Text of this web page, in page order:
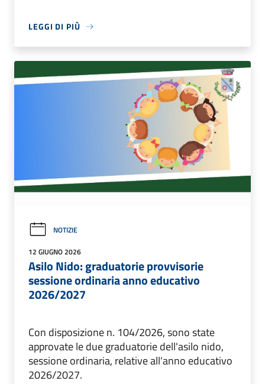
LEGGI DI PIÙ
NOTIZIE
12 GIUGNO 2026
Asilo Nido: graduatorie provvisorie
sessione ordinaria anno educativo
2026/2027
Con disposizione n. 104/2026, sono state
approvate le due graduatorie dell'asilo nido,
sessione ordinaria, relative all'anno educativo
2026/2027.